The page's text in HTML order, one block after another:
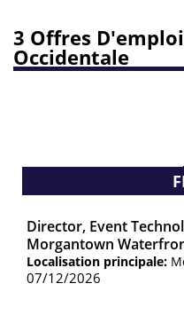
3 Offres
Occidentale
Director, Event
Morgantown
Localisation principale:
07/12/2026